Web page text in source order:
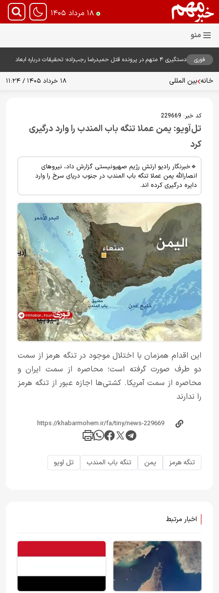
۱۸ مرداد ۱۴۰۵
فوری
دستگیری ۴ متهم در پرونده قتل حمیدرضا رجب‌زاده؛ تحقیقات درباره ابعاد
خانه بین المللی ۱۸ خرداد ۱۴۰۵ / ۱۱:۲۴
کد خبر: 229669
تل‌آویو: یمن عملا تنگه باب المندب را وارد درگیری
کرد
🔹خبرنگار رادیو ارتش رژیم صهیونیستی گزارش داد، نیروهای
انصارالله یمن عملا تنگه باب المندب در جنوب دریای سرخ را وارد
دایره درگیری کرده اند.
این اقدام همزمان با اختلال موجود در تنگه هرمز از سمت
دو طرف صورت گرفته است؛ محاصره از سمت ایران و
محاصره از سمت آمریکا. کشتی‌ها اجازه عبور از تنگه هرمز
را ندارند
تنگه هرمز یمن تنگه باب المندب تل اویو
اخبار مرتبط